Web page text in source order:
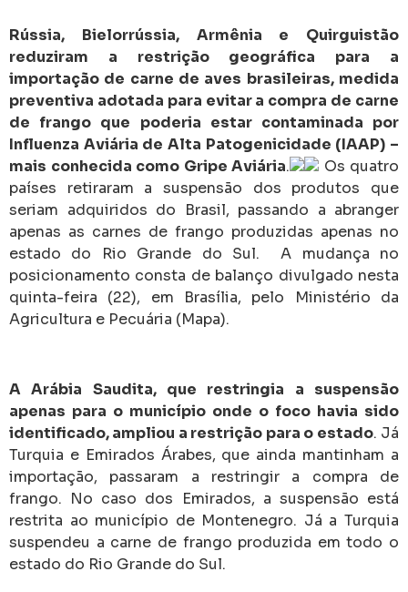
Rússia, Bielorrússia, Armênia e Quirguistão
reduziram a restrição geográfica para a
importação de carne de aves brasileiras, medida
preventiva adotada para evitar a compra de carne
de frango que poderia estar contaminada por
Influenza Aviária de Alta Patogenicidade (IAAP) –
mais conhecida como Gripe Aviária.
Os quatro
países retiraram a suspensão dos produtos que
seriam adquiridos do Brasil, passando a abranger
apenas as carnes de frango produzidas apenas no
estado do Rio Grande do Sul. A mudança no
posicionamento consta de balanço divulgado nesta
quinta-feira (22), em Brasília, pelo Ministério da
Agricultura e Pecuária (Mapa).
A Arábia Saudita, que restringia a suspensão
apenas para o município onde o foco havia sido
identificado, ampliou a restrição para o estado. Já
Turquia e Emirados Árabes, que ainda mantinham a
importação, passaram a restringir a compra de
frango. No caso dos Emirados, a suspensão está
restrita ao município de Montenegro. Já a Turquia
suspendeu a carne de frango produzida em todo o
estado do Rio Grande do Sul.